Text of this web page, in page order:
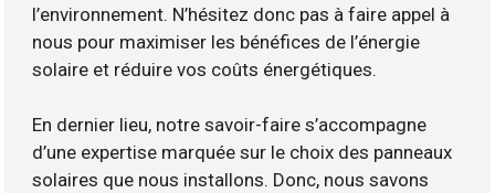
l’environnement. N’hésitez donc pas à faire appel à
nous pour maximiser les bénéfices de l’énergie
solaire et réduire vos coûts énergétiques.
En dernier lieu, notre savoir-faire s’accompagne
d’une expertise marquée sur le choix des panneaux
solaires que nous installons. Donc, nous savons